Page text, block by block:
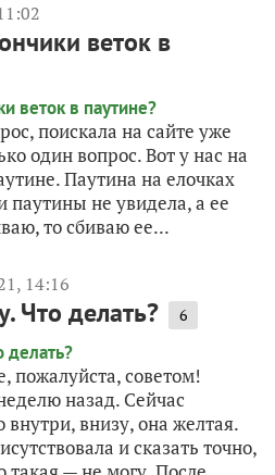
веток в
поискала на сайте уже
один вопрос. Вот у нас на
Паутина на елочках
паутины не увидела, а ее
то сбиваю ее...
14:16
Что делать? 6
пожалуйста, советом!
назад. Сейчас
внизу, она желтая.
и сказать точно,